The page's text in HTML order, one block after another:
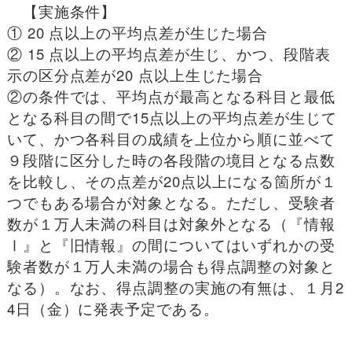
【実施条件】
① 20 点以上の平均点差が生じた場合
② 15 点以上の平均点差が生じ、かつ、段階表
示の区分点差が20 点以上生じた場合
②の条件では、平均点が最高となる科目と最低
となる科目の間で15点以上の平均点差が生じて
いて、かつ各科目の成績を上位から順に並べて
９段階に区分した時の各段階の境目となる点数
を比較し、その点差が20点以上になる箇所が１
つでもある場合が対象となる。ただし、受験者
数が１万人未満の科目は対象外となる（『情報
Ⅰ』と『旧情報』の間についてはいずれかの受
験者数が１万人未満の場合も得点調整の対象と
なる）。なお、得点調整の実施の有無は、１月2
4日（金）に発表予定である。